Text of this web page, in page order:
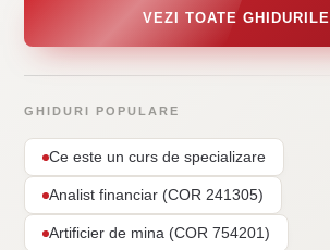
VEZI TOATE GHIDURILE
GHIDURI POPULARE
Ce este un curs de specializare
Analist financiar (COR 241305)
Artificier de mina (COR 754201)